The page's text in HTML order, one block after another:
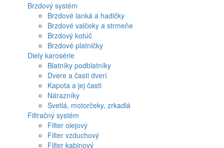
Brzdový systém
Brzdové lanká a hadičky
Brzdové valčeky a strmeňe
Brzdový kotúč
Brzdové platničky
Diely karosérie
Blatníky podblatníky
Dvere a časti dverí
Kapota a jej časti
Nárazníky
Svetlá, motorčeky, zrkadlá
Filtračný systém
Filter olejový
Filter vzduchový
Filter kabinový